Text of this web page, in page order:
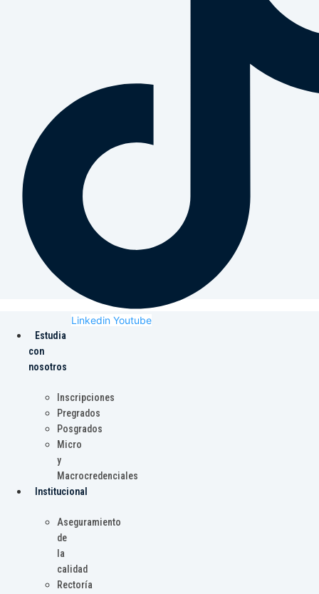
Linkedin Youtube
Estudia
con
nosotros
Inscripciones
Pregrados
Posgrados
Micro
y
Macrocredenciales
Institucional
Aseguramiento
de
la
calidad
Rectoría